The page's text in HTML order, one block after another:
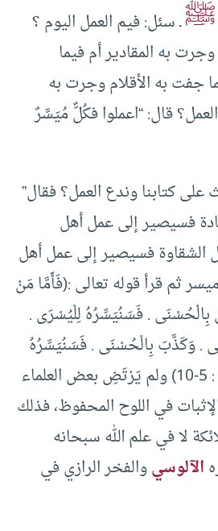
ﷺـ سئل: فيم العمل اليوم ؟
به المقادير أم فيما
جفت به الأقلام وجرت به
العمل؟ قال: “اعملوا فكُلٌّ مُيَسَّرٌ
على كتابنا وندع العمل؟ فقال”
فسيصير إلى عمل أهل
الشقاوة فسيصير إلى عمل أهل
ثم قرأ قوله تعالى :(فَأَمَّا مَنْ
. فَسَنُيَسِّرُهُ لِلْيُسْرَى .
. وَكَذَّبَ بِالْحُسْنَى . فَسَنُيَسِّرُهُ
لِلْعُسْرَى) (سورة الليل : 5-10) ولم يَرْتَضِ بعض العلماء
في اللوح المحفوظ، فذلك
لا في علم الله سبحانه
الآلوسيوالفخر الرازي في